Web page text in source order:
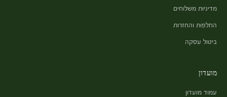
מדיניות משלוחים
החלפות והחזרות
ביטול עסקה
מועדון
עמוד מועדון